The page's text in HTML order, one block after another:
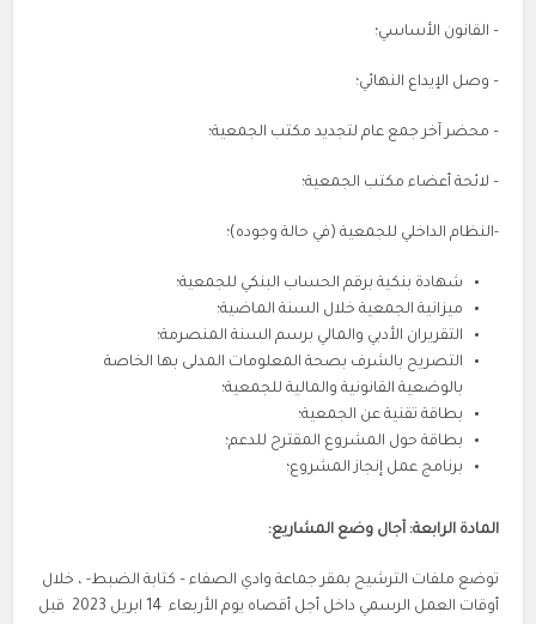
– القانون الأساسي؛
– وصل الإيداع النهائي؛
– محضر آخر جمع عام لتجديد مكتب الجمعية؛
– لائحة أعضاء مكتب الجمعية؛
-النظام الداخلي للجمعية (في حالة وجوده)؛
شهادة بنكية برقم الحساب البنكي للجمعية؛
ميزانية الجمعية خلال السنة الماضية؛
التقريران الأدبي والمالي برسم السنة المنصرمة؛
التصريح بالشرف بصحة المعلومات المدلى بها الخاصة
بالوضعية القانونية والمالية للجمعية؛
بطاقة تقنية عن الجمعية؛
بطاقة حول المشروع المقترح للدعم؛
برنامج عمل إنجاز المشروع؛
المادة الرابعة: آجال وضع المشاريع:
توضع ملفات الترشيح بمقر جماعة وادي الصفاء – كتابة الضبط- ، خلال
أوقات العمل الرسمي داخل أجل أقصاه يوم الأربعاء 14 ابريل 2023 قبل